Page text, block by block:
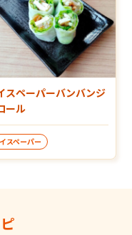
スペーパーバンバンジ
ール
スペーパー